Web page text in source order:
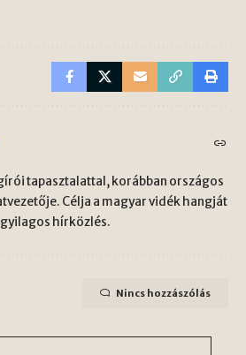
tapasztalattal, korábban országos
Célja a magyar vidék hangját
hírközlés.
Nincs hozzászólás